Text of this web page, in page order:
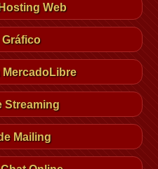
Web
Gráfico
MercadoLibre
Streaming
Mailing